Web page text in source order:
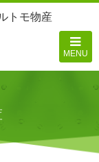
トモ物産
MENU